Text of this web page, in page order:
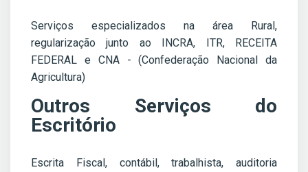
Serviços especializados na área Rural,
regularização junto ao INCRA, ITR, RECEITA
FEDERAL e CNA - (Confederação Nacional da
Agricultura)
Outros Serviços do
Escritório
Escrita Fiscal, contábil, trabalhista, auditoria